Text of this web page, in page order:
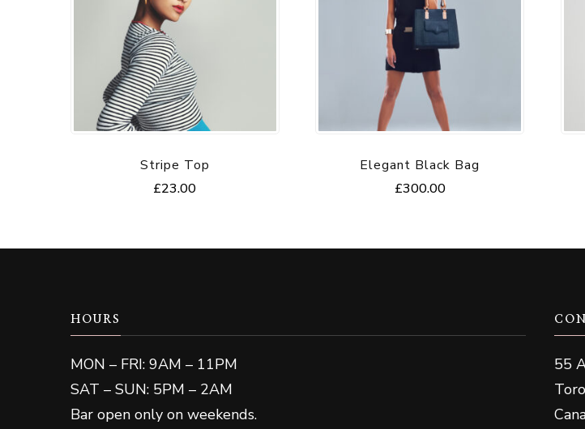
Stripe Top
£23.00
Elegant Black Bag
£300.00
HOURS
MON – FRI: 9AM – 11PM
SAT – SUN: 5PM – 2AM
Bar open only on weekends.
55